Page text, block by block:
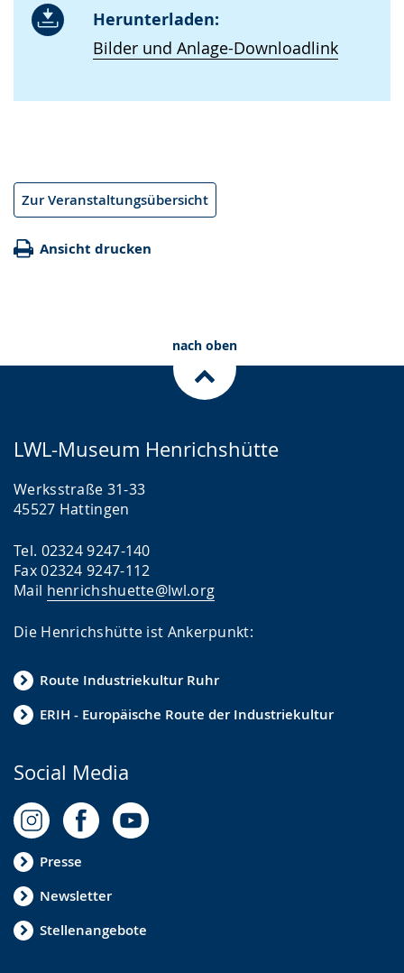
Herunterladen:
Bilder und Anlage-Downloadlink
Zur Veranstaltungsübersicht
Ansicht drucken
nach oben
LWL-Museum Henrichshütte
Werksstraße 31-33
45527 Hattingen
Tel. 02324 9247-140
Fax 02324 9247-112
Mail henrichshuette@lwl.org
Die Henrichshütte ist Ankerpunkt:
Route Industriekultur Ruhr
ERIH - Europäische Route der Industriekultur
Social Media
Presse
Newsletter
Stellenangebote